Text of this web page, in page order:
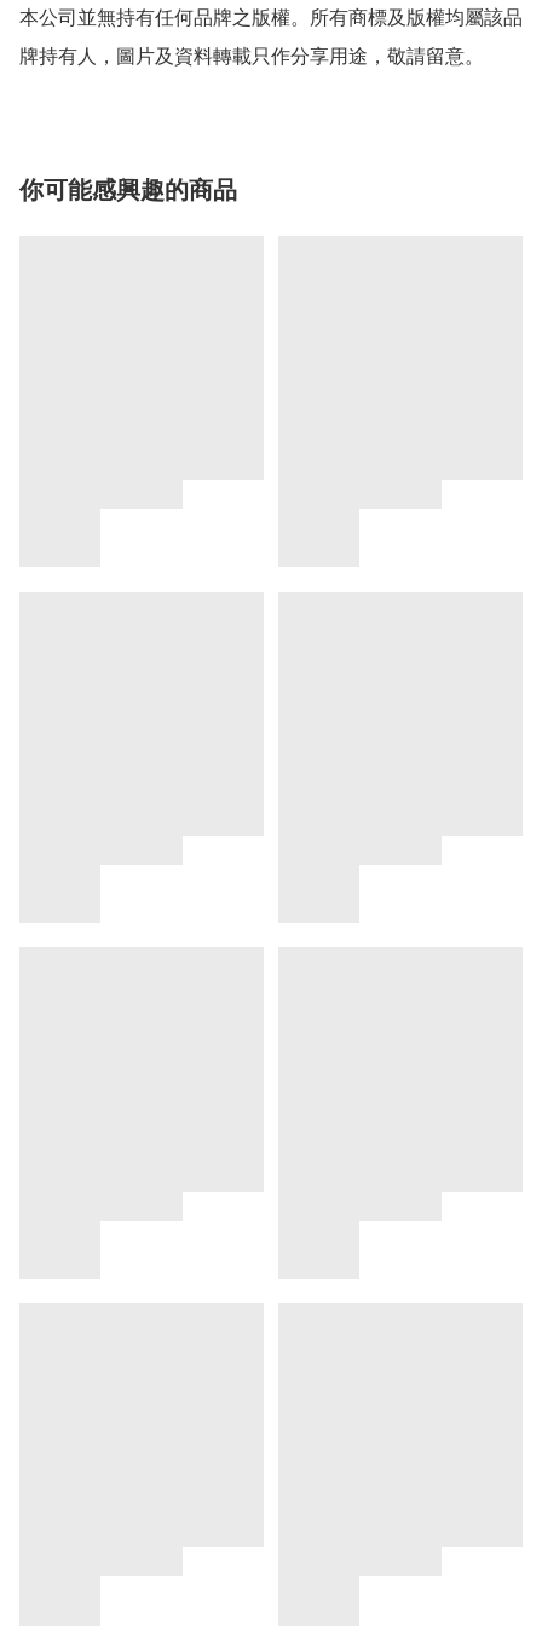
本公司並無持有任何品牌之版權。所有商標及版權均屬該品
牌持有人，圖片及資料轉載只作分享用途，敬請留意。
你可能感興趣的商品